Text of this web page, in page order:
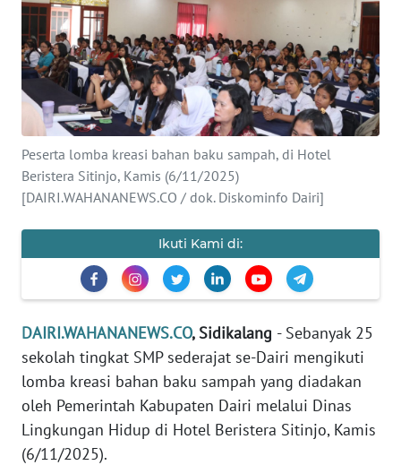
Peserta lomba kreasi bahan baku sampah, di Hotel
Beristera Sitinjo, Kamis (6/11/2025)
[DAIRI.WAHANANEWS.CO / dok. Diskominfo Dairi]
Ikuti Kami di:
DAIRI.WAHANANEWS.CO, Sidikalang - Sebanyak 25
sekolah tingkat SMP sederajat se-Dairi mengikuti
lomba kreasi bahan baku sampah yang diadakan
oleh Pemerintah Kabupaten Dairi melalui Dinas
Lingkungan Hidup di Hotel Beristera Sitinjo, Kamis
(6/11/2025).
Informasi
INDEKS
BERITA
KONTAK
KAMI
INFO
PEDOMAN
MEDIA